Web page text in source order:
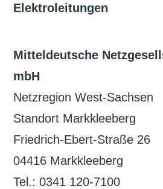
Elektroleitungen
Mitteldeutsche
mbH
Netzregion West-Sachsen
Standort Markkleeberg
Friedrich-Ebert-Straße 26
04416 Markkleeberg
Tel.: 0341 120-7100